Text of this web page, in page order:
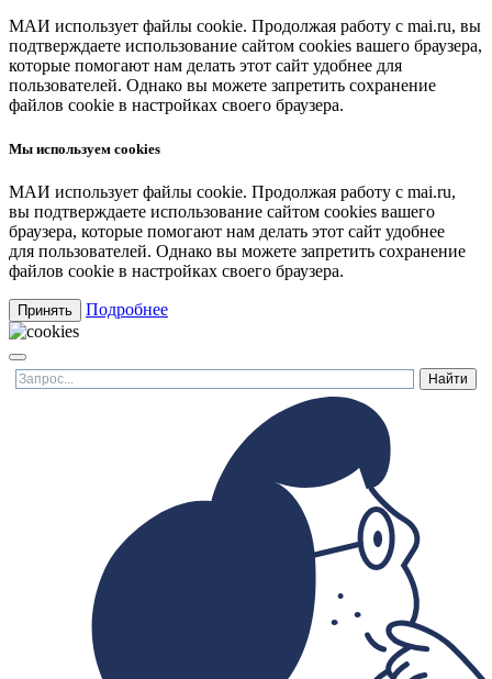
МАИ использует файлы cookie. Продолжая работу с mai.ru, вы
подтверждаете использование сайтом cookies вашего браузера,
которые помогают нам делать этот сайт удобнее для
пользователей. Однако вы можете запретить сохранение
файлов cookie в настройках своего браузера.
Мы используем cookies
МАИ использует файлы cookie. Продолжая работу с mai.ru,
вы подтверждаете использование сайтом cookies вашего
браузера, которые помогают нам делать этот сайт удобнее
для пользователей. Однако вы можете запретить сохранение
файлов cookie в настройках своего браузера.
Принять Подробнее